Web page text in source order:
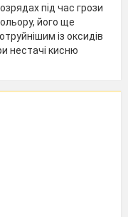
під час грози
його ще
із оксидів
нестачі кисню